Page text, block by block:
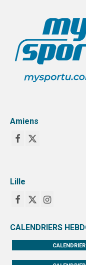
Amiens
Lille
CALENDRIERS